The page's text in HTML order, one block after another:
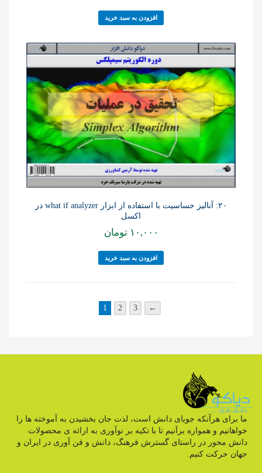
افزودن به سبد خرید
۲۰: آنالیز حساسیت با استفاده از ابزار what if analyzer در
اکسل
۱۰,۰۰۰ تومان
افزودن به سبد خرید
1 2 3 ←
ما برای هرآنکه جویای دانش است، لذت جان بخشیدن به آموخته ها را
خواهانیم و همواره برآنیم تا با تکیه بر نوآوری به ارائه ی محصولات
دانش محور در راستای گسترش فرهنگ، دانش و فن آوری در ایران و
جهان حرکت کنیم.